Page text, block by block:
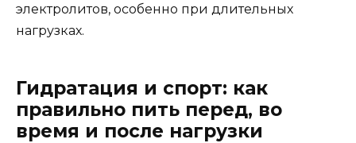
электролитов, особенно при длительных
нагрузках.
Гидратация и спорт: как
правильно пить перед, во
время и после нагрузки